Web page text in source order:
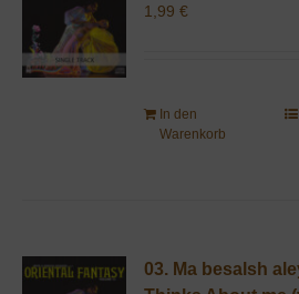
1,99€
In den
Warenkorb
03. Ma besalsh